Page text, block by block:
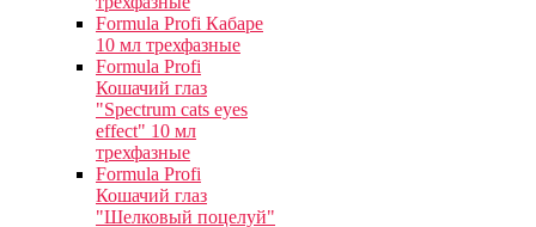
Formula Profi Кабаре
10 мл трехфазные
Formula Profi
Кошачий глаз
"Spectrum cats eyes
effect" 10 мл
трехфазные
Formula Profi
Кошачий глаз
"Шелковый поцелуй"